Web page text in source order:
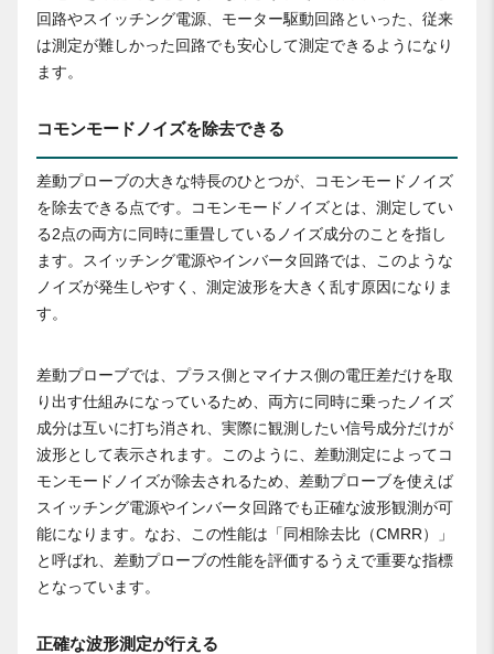
回路やスイッチング電源、モーター駆動回路といった、従来
は測定が難しかった回路でも安心して測定できるようになり
ます。
コモンモードノイズを除去できる
差動プローブの大きな特長のひとつが、コモンモードノイズ
を除去できる点です。コモンモードノイズとは、測定してい
る2点の両方に同時に重畳しているノイズ成分のことを指し
ます。スイッチング電源やインバータ回路では、このような
ノイズが発生しやすく、測定波形を大きく乱す原因になりま
す。
差動プローブでは、プラス側とマイナス側の電圧差だけを取
り出す仕組みになっているため、両方に同時に乗ったノイズ
成分は互いに打ち消され、実際に観測したい信号成分だけが
波形として表示されます。このように、差動測定によってコ
モンモードノイズが除去されるため、差動プローブを使えば
スイッチング電源やインバータ回路でも正確な波形観測が可
能になります。なお、この性能は「同相除去比（CMRR）」
と呼ばれ、差動プローブの性能を評価するうえで重要な指標
となっています。
正確な波形測定が行える